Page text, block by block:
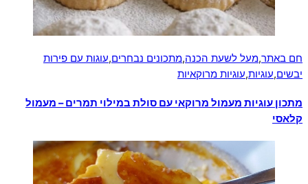
חם באתר,מעל לשעת הכנה,מתכונים נבחרים,עוגות עם פירות
יבשים,עוגיות,עוגיות מרוקאיות
מתכון עוגיות מעמול מרוקאי עם סולת במילוי תמרים – מעמול
קלאסי